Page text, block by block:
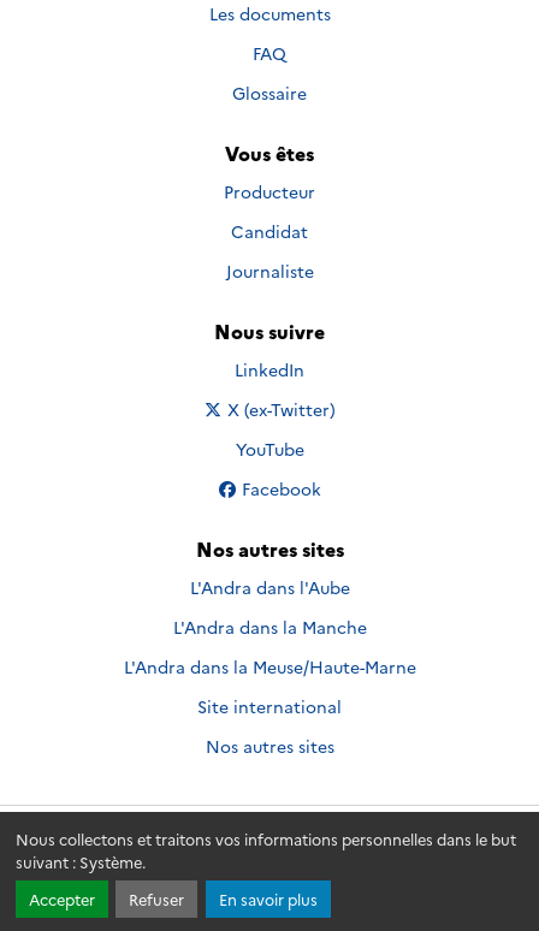
Nous collectons et traitons vos informations personnelles dans le but
suivant : Système.
Accepter
Refuser En savoir plus
Les documents
FAQ
Glossaire
Vous êtes
Producteur
Candidat
Journaliste
Nous suivre
Nous suivre sur
LinkedIn
Nous suivre sur
X (ex-Twitter)
Nous suivre sur
YouTube
Nous suivre sur
Facebook
Nos autres sites
L'Andra dans l'Aube
L'Andra dans la Manche
L'Andra dans la Meuse/Haute-Marne
Site international
Nos autres sites
Andra.fr © 2026 - Andra. Tous droits réservés.